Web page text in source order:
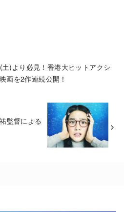
)より必見！香港大ヒットアクシ
画を2作連続公開！
監督による